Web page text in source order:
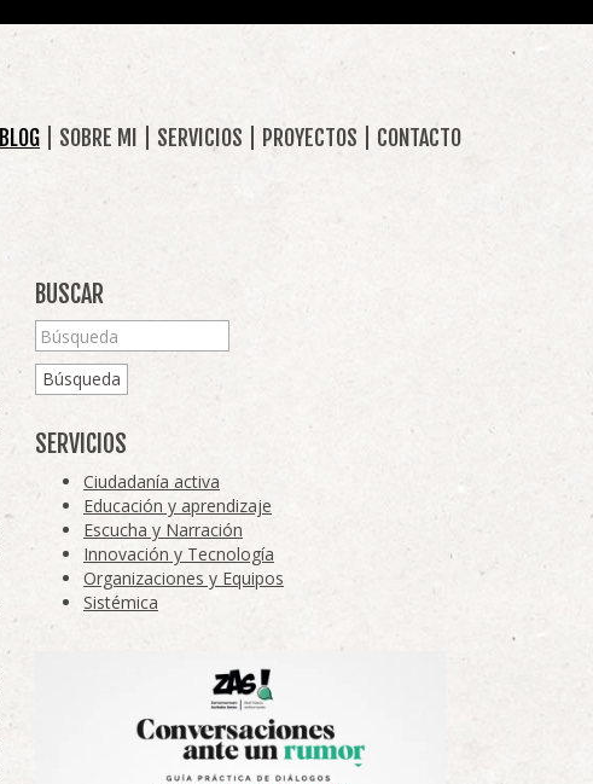
BLOG SOBRE MI SERVICIOS PROYECTOS CONTACTO
BUSCAR
Búsqueda
SERVICIOS
Ciudadanía activa
Educación y aprendizaje
Escucha y Narración
Innovación y Tecnología
Organizaciones y Equipos
Sistémica